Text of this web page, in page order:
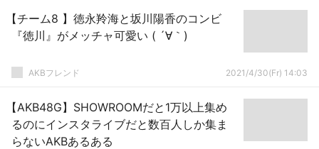
【チーム8 】徳永羚海と坂川陽香のコンビ
『徳川』がメッチャ可愛い ( ´∀｀)
AKBフレンド 2021/4/30(Fr) 14:03
【AKB48G】SHOWROOMだと1万以上集め
るのにインスタライブだと数百人しか集ま
らないAKBあるある